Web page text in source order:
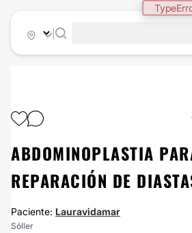
ABDOMINOPLASTIA
REPARACIÓN DE
Paciente: Lauravidamar
Sóller